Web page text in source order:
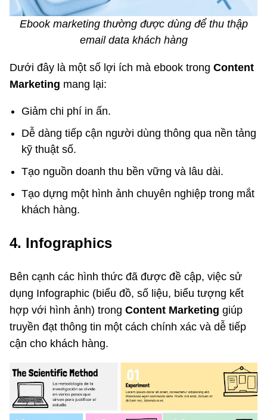
Ebook marketing thường được dùng để thu thập
email data khách hàng
Dưới đây là một số lợi ích mà ebook trong Content
Marketing mang lại:
Giảm chi phí in ấn.
Dễ dàng tiếp cận người dùng thông qua nền tảng
kỹ thuật số.
Tạo nguồn doanh thu bền vững và lâu dài.
Tạo dựng một hình ảnh chuyên nghiệp trong mắt
khách hàng.
4. Infographics
Bên cạnh các hình thức đã được đề cập, việc sử
dụng Infographic (biểu đồ, số liệu, biểu tượng kết
hợp với hình ảnh) trong Content Marketing giúp
truyền đạt thông tin một cách chính xác và dễ tiếp
cận cho khách hàng.